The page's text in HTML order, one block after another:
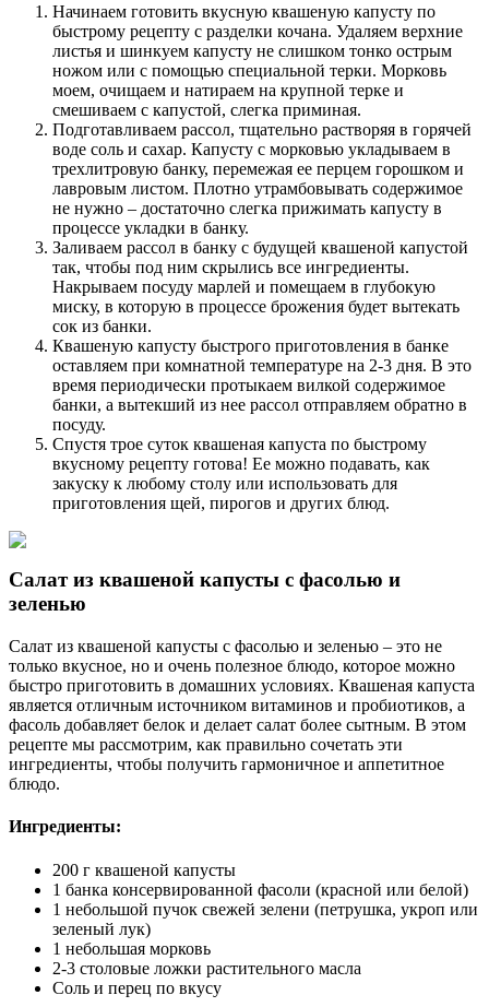
Начинаем готовить вкусную квашеную капусту по
быстрому рецепту с разделки кочана. Удаляем верхние
листья и шинкуем капусту не слишком тонко острым
ножом или с помощью специальной терки. Морковь
моем, очищаем и натираем на крупной терке и
смешиваем с капустой, слегка приминая.
Подготавливаем рассол, тщательно растворяя в горячей
воде соль и сахар. Капусту с морковью укладываем в
трехлитровую банку, перемежая ее перцем горошком и
лавровым листом. Плотно утрамбовывать содержимое
не нужно – достаточно слегка прижимать капусту в
процессе укладки в банку.
Заливаем рассол в банку с будущей квашеной капустой
так, чтобы под ним скрылись все ингредиенты.
Накрываем посуду марлей и помещаем в глубокую
миску, в которую в процессе брожения будет вытекать
сок из банки.
Квашеную капусту быстрого приготовления в банке
оставляем при комнатной температуре на 2-3 дня. В это
время периодически протыкаем вилкой содержимое
банки, а вытекший из нее рассол отправляем обратно в
посуду.
Спустя трое суток квашеная капуста по быстрому
вкусному рецепту готова! Ее можно подавать, как
закуску к любому столу или использовать для
приготовления щей, пирогов и других блюд.
Салат из квашеной капусты с фасолью и
зеленью
Салат из квашеной капусты с фасолью и зеленью – это не
только вкусное, но и очень полезное блюдо, которое можно
быстро приготовить в домашних условиях. Квашеная капуста
является отличным источником витаминов и пробиотиков, а
фасоль добавляет белок и делает салат более сытным. В этом
рецепте мы рассмотрим, как правильно сочетать эти
ингредиенты, чтобы получить гармоничное и аппетитное
блюдо.
Ингредиенты:
200 г квашеной капусты
1 банка консервированной фасоли (красной или белой)
1 небольшой пучок свежей зелени (петрушка, укроп или
зеленый лук)
1 небольшая морковь
2-3 столовые ложки растительного масла
Соль и перец по вкусу